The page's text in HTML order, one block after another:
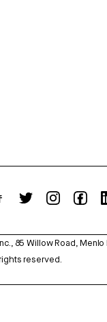
85 Willow Road, Menlo
reserved.